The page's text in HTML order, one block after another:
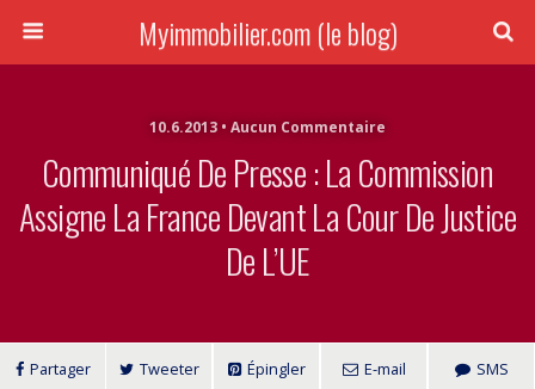
Myimmobilier.com (le blog)
10.6.2013 • Aucun Commentaire
Communiqué De Presse : La Commission
Assigne La France Devant La Cour De Justice
De L’UE
Partager Tweeter Épingler E-mail SMS